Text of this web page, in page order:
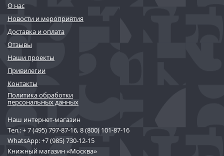
О нас
Новости и мероприятия
Доставка и оплата
Отзывы
Наши проекты
Привилегии
Контакты
Политика обработки
персональных данных
Наш интернет-магазин
Тел.:+ 7 (495) 797-87-16,8 (800) 101-87-16
WhatsApp:+7 (985) 730-12-15
Книжный магазин «Москва»